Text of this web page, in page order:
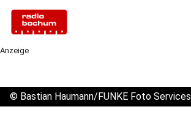
Anzeige
© Bastian Haumann/FUNKE Foto Services